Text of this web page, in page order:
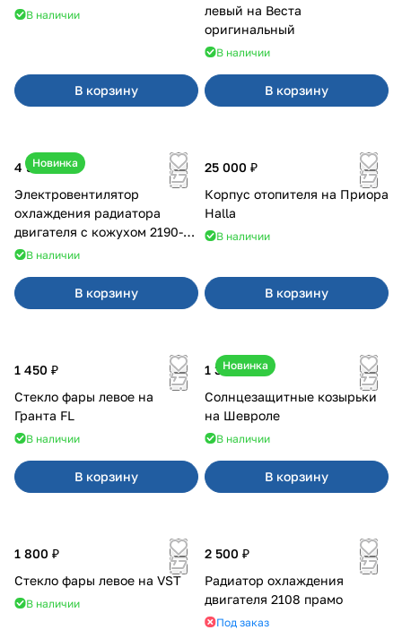
В наличии
В корзину
левый на Веста
оригинальный
В наличии
В корзину
Новинка
4 550 ₽
Электровентилятор
охлаждения радиатора
двигателя с кожухом 2190-
2194 н/о с кондиционером
В наличии
В корзину
25 000 ₽
Корпус отопителя на Приора
Halla
В наличии
В корзину
1 450 ₽
Стекло фары левое на
Гранта FL
В наличии
В корзину
Новинка
1 350 ₽
Солнцезащитные козырьки
на Шевроле
В наличии
В корзину
1 800 ₽
Стекло фары левое на VST
В наличии
2 500 ₽
Радиатор охлаждения
двигателя 2108 прамо
Под заказ